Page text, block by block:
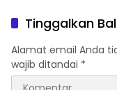
Ekonomi Terus
Tinggalkan
Alamat email Anda
wajib ditandai *